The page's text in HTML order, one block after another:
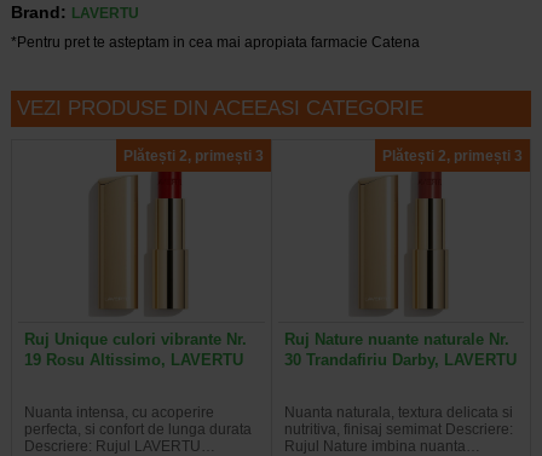
Brand:
LAVERTU
*Pentru pret te asteptam in cea mai apropiata farmacie Catena
VEZI PRODUSE DIN ACEEASI CATEGORIE
Plătești 2, primești 3
Ruj Unique culori vibrante Nr.
19 Rosu Altissimo, LAVERTU
Nuanta intensa, cu acoperire
perfecta, si confort de lunga durata
Descriere: Rujul LAVERTU…
Plătești 2, primești 3
Ruj Nature nuante naturale Nr.
30 Trandafiriu Darby, LAVERTU
Nuanta naturala, textura delicata si
nutritiva, finisaj semimat Descriere:
Rujul Nature imbina nuanta…